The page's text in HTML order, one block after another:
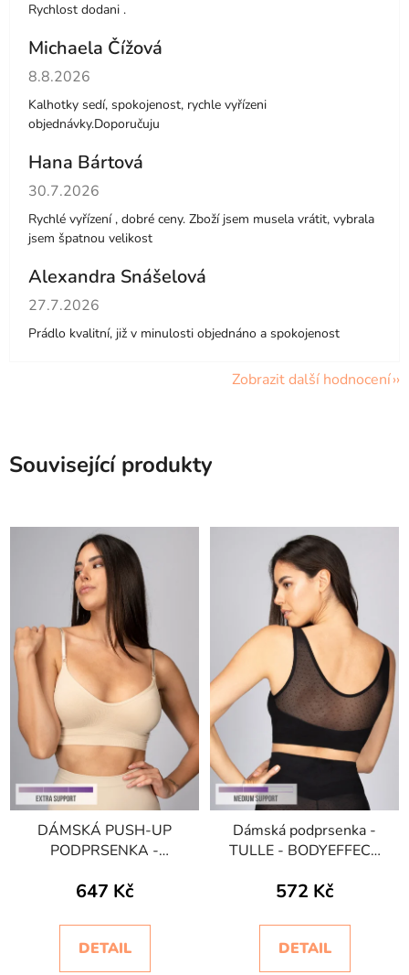
Rychlost dodani .
Michaela Čížová
Hodnocení obchodu je 5 z 5 hvězdiček.
8.8.2026
Kalhotky sedí, spokojenost, rychle vyřízeni
objednávky.Doporučuju
Hana Bártová
Hodnocení obchodu je 4 z 5 hvězdiček.
30.7.2026
Rychlé vyřízení , dobré ceny. Zboží jsem musela vrátit, vybrala
jsem špatnou velikost
Alexandra Snášelová
Hodnocení obchodu je 5 z 5 hvězdiček.
27.7.2026
Prádlo kvalitní, již v minulosti objednáno a spokojenost
Zobrazit další hodnocení
Související produkty
DÁMSKÁ PUSH-UP
PODPRSENKA -
SUPPORT
647 Kč
DETAIL
Dámská podprsenka -
TULLE - BODYEFFECT
572 Kč
DETAIL